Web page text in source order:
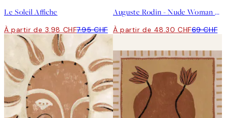
Le Soleil Affiche
À partir de 3.98 CHF7.95 CHF
Auguste Rodin - Nude Woman Carrying Vase on Head Tableau sur toile
À partir de 48.30 CHF69 CHF